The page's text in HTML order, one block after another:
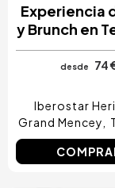
Experiencia
y Brunch en
desde 74
Iberostar
Grand Mencey